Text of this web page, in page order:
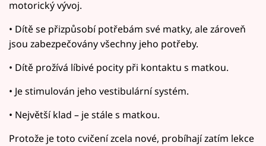
motorický vývoj.
• Dítě se přizpůsobí potřebám své matky, ale zároveň
jsou zabezpečovány všechny jeho potřeby.
• Dítě prožívá líbivé pocity při kontaktu s matkou.
• Je stimulován jeho vestibulární systém.
• Největší klad – je stále s matkou.
Protože je toto cvičení zcela nové, probíhají zatím lekce